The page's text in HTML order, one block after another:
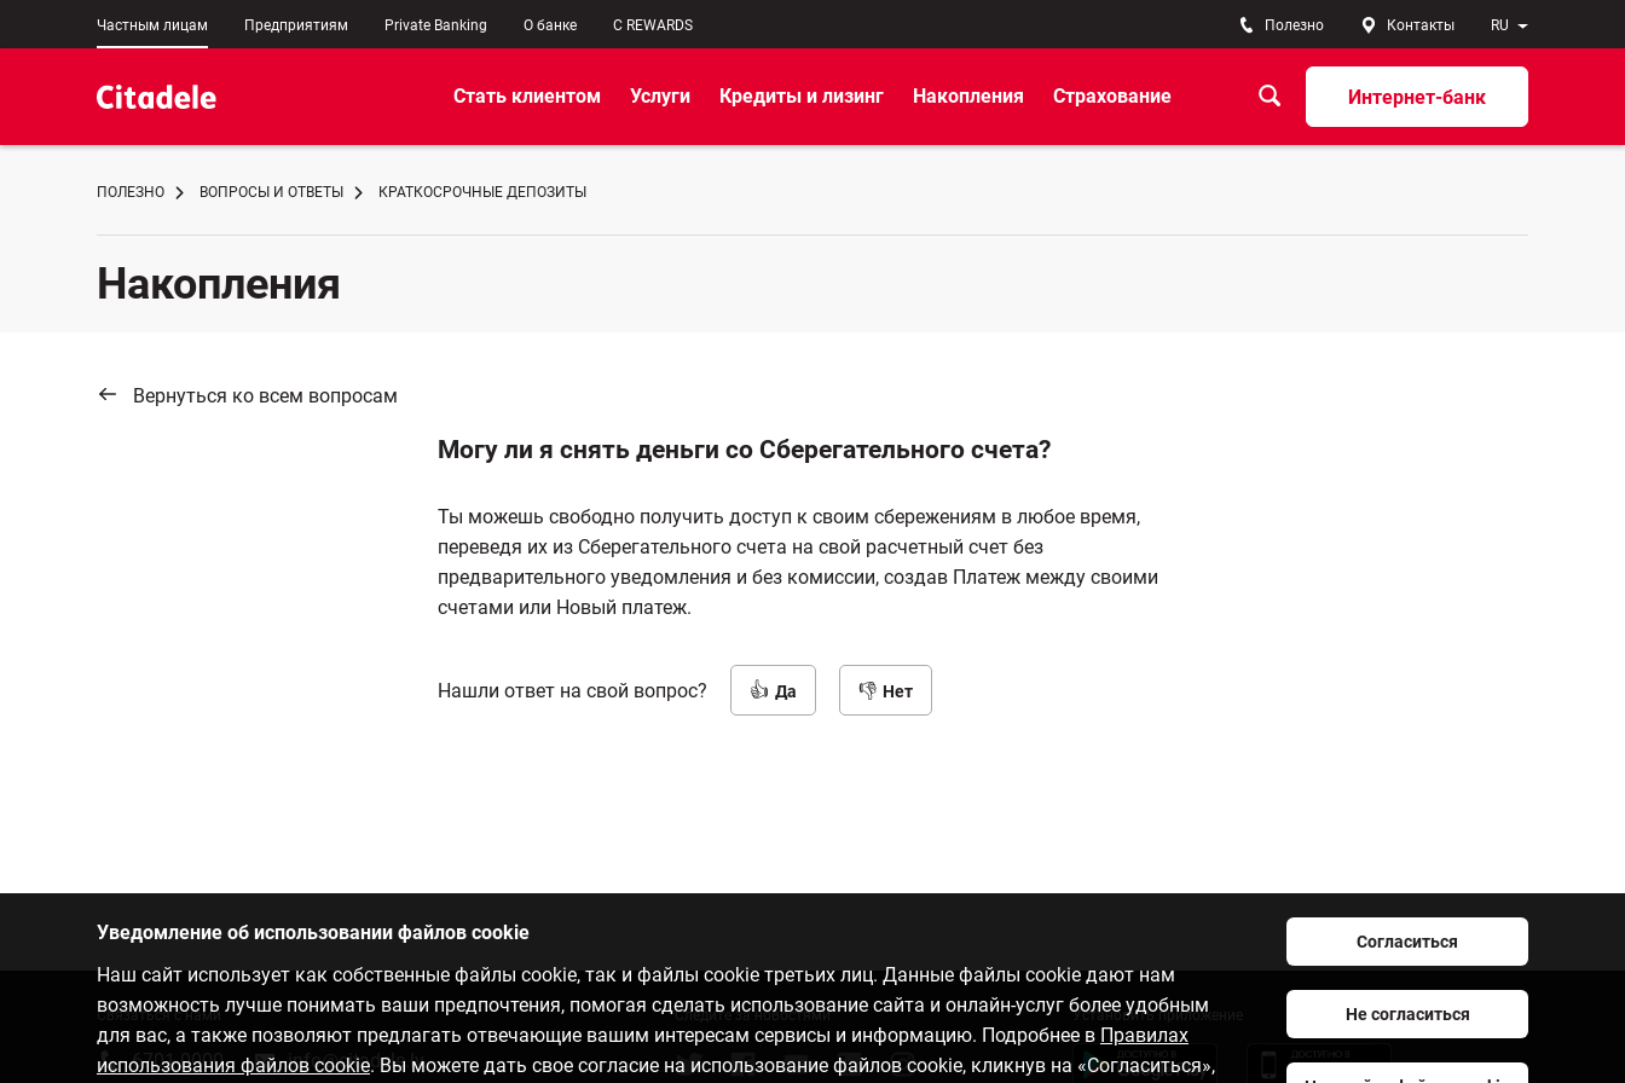
Частным лицам Предприятиям Private Banking О банке C REWARDS RU
Полезно Контакты
Интернет-банк
Стать клиентом Услуги Кредиты и лизинг Накопления Страхование
ПОЛЕЗНО ВОПРОСЫ И ОТВЕТЫ КРАТКОСРОЧНЫЕ ДЕПОЗИТЫ
Накопления
Вернуться ко всем вопросам
Могу ли я снять деньги со Сберегательного счета?
Ты можешь свободно получить доступ к своим сбережениям в любое время,
переведя их из Сберегательного счета на свой расчетный счет без
предварительного уведомления и без комиссии, создав Платеж между своими
счетами или Новый платеж.
Нашли ответ на свой вопрос? Да Нет
Уведомление об использовании файлов cookie
Наш сайт использует как собственные файлы cookie, так и файлы cookie третьих лиц. Данные файлы cookie дают нам
возможность лучше понимать ваши предпочтения, помогая сделать использование сайта и онлайн-услуг более удобным
для вас, а также позволяют предлагать отвечающие вашим интересам сервисы и информацию. Подробнее в Правилах
использования файлов cookie. Вы можете дать свое согласие на использование файлов cookie, кликнув на «Согласиться»,
Согласиться
Не согласиться
Связаться с нами
6701 0000 info@citadele.lv
Следите за новостями Установить приложение